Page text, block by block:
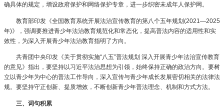
确具体的规定，增设政府保护和网络保护专章，进一步织密未成年人保护网。
教育部印发《全国教育系统开展法治宣传教育的第八个五年规划(2021—2025
年)》，强调要推进青少年法治教育规范化和常态化，提高普法内容的适用性和实
效性，为深入开展青少年法治教育指明了方向。
共青团中央印发《关于贯彻实施“八五”普法规划 深入开展青少年法治宣传教育
的意见》指出，要坚持以习近平法治思想为引领，始终保持正确的政治方向。要树
立以青少年为中心的普法工作导向，深入宣传与青少年成长发展密切相关的法律法
规。要坚持守正创新、提质增效，不断创新青少年普法理念、机制和方式方法。
三、词句积累